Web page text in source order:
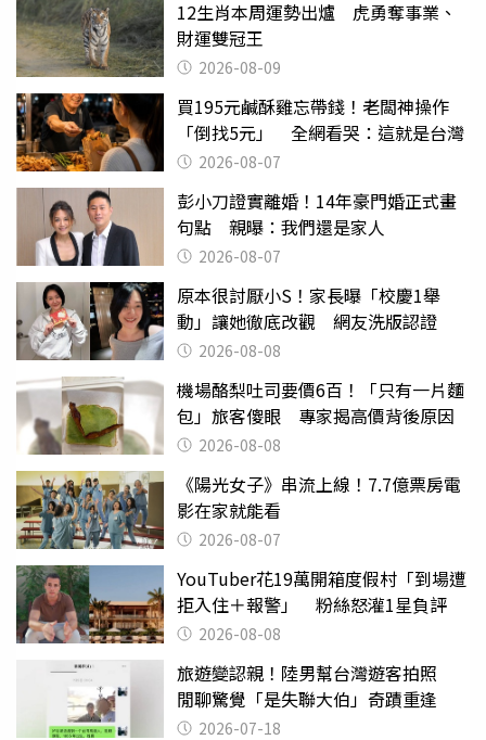
12生肖本周運勢出爐 虎勇奪事業、
財運雙冠王
2026-08-09
買195元鹹酥雞忘帶錢！老闆神操作
「倒找5元」 全網看哭：這就是台灣
2026-08-07
彭小刀證實離婚！14年豪門婚正式畫
句點 親曝：我們還是家人
2026-08-07
原本很討厭小S！家長曝「校慶1舉
動」讓她徹底改觀 網友洗版認證
2026-08-08
機場酪梨吐司要價6百！「只有一片麵
包」旅客傻眼 專家揭高價背後原因
2026-08-08
《陽光女子》串流上線！7.7億票房電
影在家就能看
2026-08-07
YouTuber花19萬開箱度假村「到場遭
拒入住＋報警」 粉絲怒灌1星負評
2026-08-08
旅遊變認親！陸男幫台灣遊客拍照
閒聊驚覺「是失聯大伯」奇蹟重逢
2026-07-18